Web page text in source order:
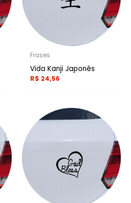
Frases
Vida Kanji Japonês
R$ 24,56